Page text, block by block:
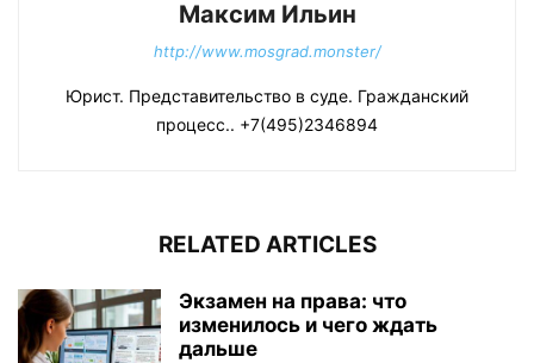
Максим Ильин
http://www.mosgrad.monster/
Юрист. Представительство в суде. Гражданский
процесс.. +7(495)2346894
RELATED ARTICLES
Экзамен на права: что
изменилось и чего ждать
дальше